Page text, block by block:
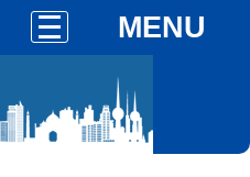
MENU